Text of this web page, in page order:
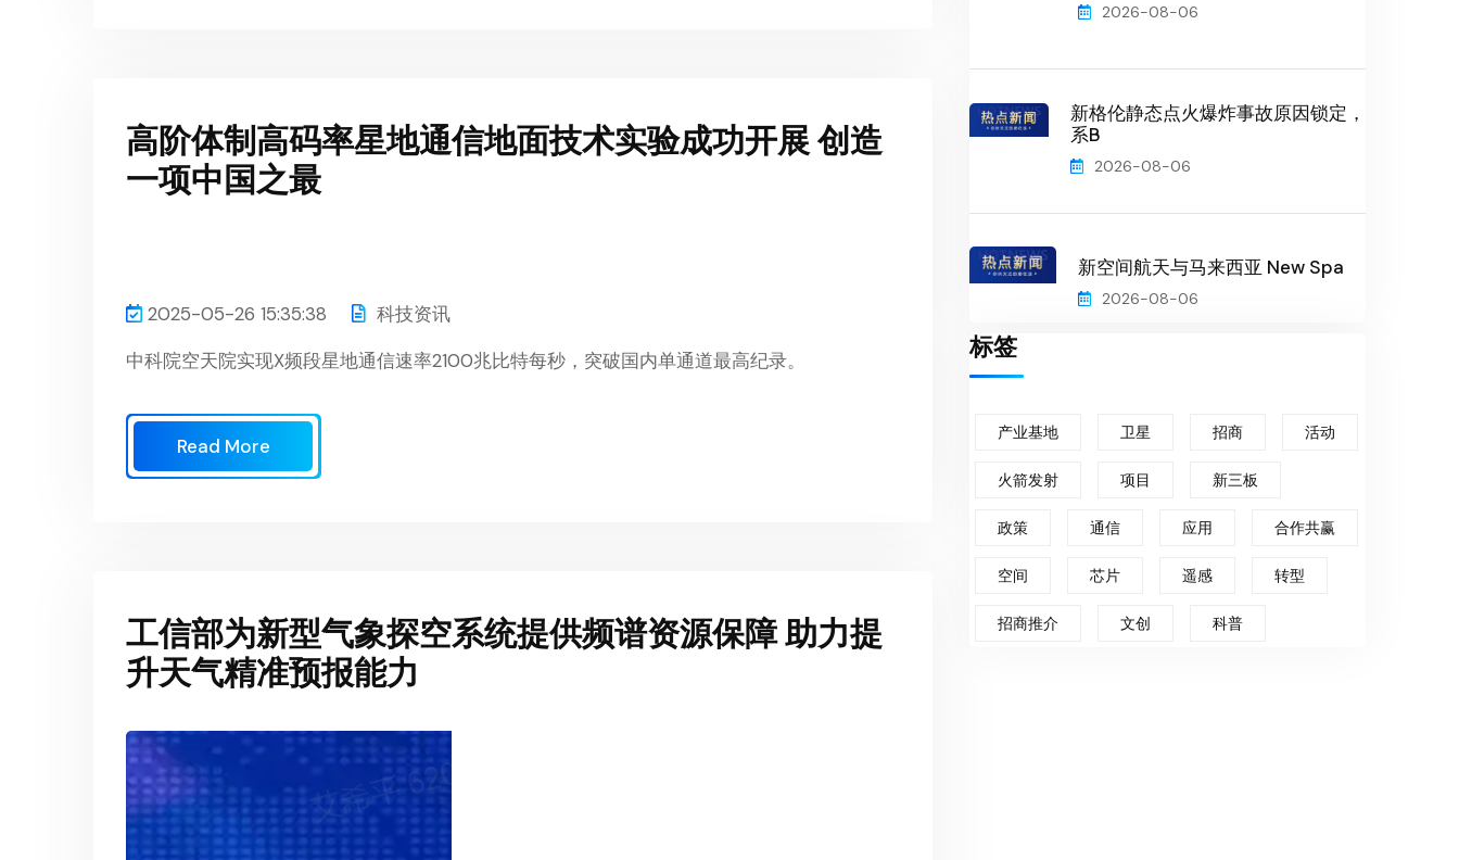
高阶体制高码率星地通信地面技术实验成功开展 创造
一项中国之最
2025-05-26 15:35:38
科技资讯
中科院空天院实现X频段星地通信速率2100兆比特每秒，突破国内单通道最高纪录。
Read More
工信部为新型气象探空系统提供频谱资源保障 助力提
升天气精准预报能力
2026-08-06
新格伦静态点火爆炸事故原因锁定，
系B
2026-08-06
新空间航天与马来西亚 New Spa
2026-08-06
标签
产业基地 卫星 招商 活动
火箭发射 项目 新三板
政策 通信 应用 合作共赢
空间 芯片 遥感 转型
招商推介 文创 科普